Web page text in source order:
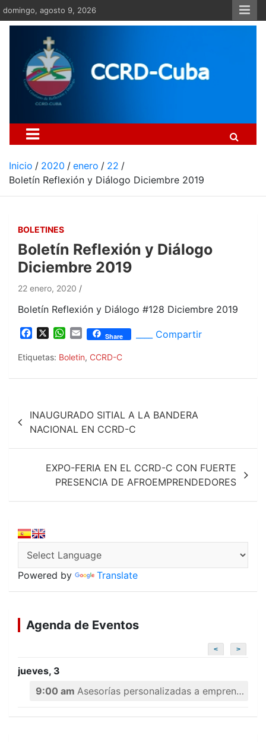
Saltar
al
domingo, agosto 9, 2026
Inicio 2020 enero
22
Boletín Reflexión y Diálogo Diciembre 2019
BOLETINES
Boletín Reflexión y Diálogo
Diciembre 2019
22 enero, 2020
Boletín Reflexión y Diálogo #128 Diciembre 2019
c
b
k
W
a
s
p
E
a
l
Share ____ Compartir
Etiquetas: Boletin, CCRD-C
Navegación
de
entradas
INAUGURADO SITIAL A LA BANDERA
NACIONAL EN CCRD-C
EXPO-FERIA EN EL CCRD-C CON FUERTE
PRESENCIA DE AFROEMPRENDEDORES
Powered by Translate
Agenda de Eventos
< >
jueves, 3
9:00 am Asesorías personalizadas a emprendedores